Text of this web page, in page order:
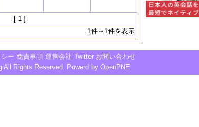
[ 1 ]
1件～1件を表示
ー 免責事項 運営会社 Twitter お問い合わせ
All Rights Reserved. Powerd by OpenPNE